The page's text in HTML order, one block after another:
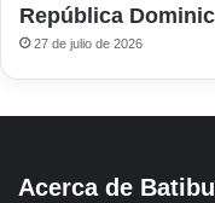
República
27 de julio de 2026
Acerca de